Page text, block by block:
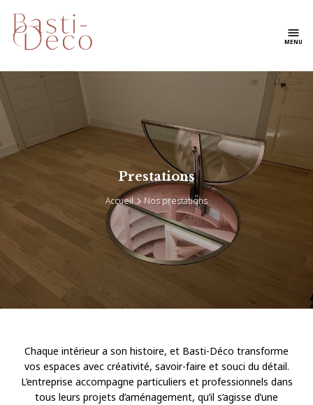
menu
MENU
Prestations
Accueil Nos prestations
Chaque intérieur a son histoire, et Basti-Déco transforme
vos espaces avec créativité, savoir-faire et souci du détail.
L’entreprise accompagne particuliers et professionnels dans
tous leurs projets d’aménagement, qu’il s’agisse d’une